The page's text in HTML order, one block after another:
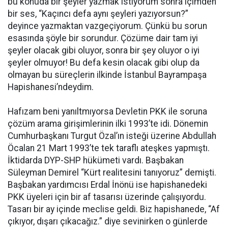
bir ses, “Kaçıncı defa aynı şeyleri yazıyorsun?”
deyince yazmaktan vazgeçiyorum. Çünkü bu sorun
esasında şöyle bir sorundur. Çözüme dair tam iyi
şeyler olacak gibi oluyor, sonra bir şey oluyor o iyi
şeyler olmuyor! Bu defa kesin olacak gibi olup da
olmayan bu süreçlerin ilkinde İstanbul Bayrampaşa
Hapishanesi’ndeydim.
Hafızam beni yanıltmıyorsa Devletin PKK ile soruna
çözüm arama girişimlerinin ilki 1993’te idi. Dönemin
Cumhurbaşkanı Turgut Özal’ın isteği üzerine Abdullah
Öcalan 21 Mart 1993’te tek taraflı ateşkes yapmıştı.
İktidarda DYP-SHP hükümeti vardı. Başbakan
Süleyman Demirel “Kürt realitesini tanıyoruz” demişti.
Başbakan yardımcısı Erdal İnönü ise hapishanedeki
PKK üyeleri için bir af tasarısı üzerinde çalışıyordu.
Tasarı bir ay içinde meclise geldi. Biz hapishanede, “Af
çıkıyor, dışarı çıkacağız.” diye sevinirken o günlerde